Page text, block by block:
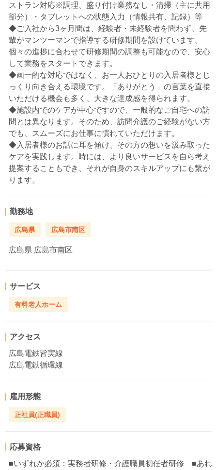
ストラン対応※調理、盛り付け業務なし・清掃（主に共用
部分）・タブレットへの状態入力（情報共有、記録）等
◆ご入社から3ヶ月間は、経験者・未経験者を問わず、先
輩がマンツーマンで指導する研修期間を設けています。
個々の進捗に合わせて研修期間の調整も可能なので、安心
して業務をスタートできます。
◆画一的な対応ではなく、お一人おひとりの入居者様とじ
っくり向き合える環境です。「ありがとう」の言葉を直接
いただける機会も多く、大きな達成感を得られます。
◆施設内でのケアが中心ですので、一般的なご自宅への訪
問とは異なります。そのため、訪問介護のご経験がない方
でも、スムーズにお仕事に慣れていただけます。
◆入居者様のお話に耳を傾け、その方の想いを汲み取った
ケアを実践します。時には、より良いサービスを自ら考え
提案することもでき、それが自身のスキルアップにも繋が
ります。
勤務地
広島県 広島市南区
広島県 広島市南区
サービス
有料老人ホーム
アクセス
広島電鉄皆実線
広島電鉄循環線
雇用形態
正社員(正職員)
応募資格
■いずれか必須：実務者研修・介護職員初任者研修 ■あれ